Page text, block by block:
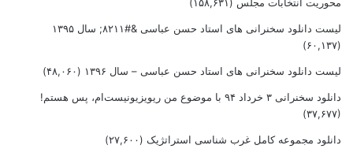
لیست دانلود سخنرانی های استاد حسن عباسی &#۸۲۱۱; سال ۱۳۹۵
(۶۰,۱۳۷)
لیست دانلود سخنرانی های استاد حسن عباسی – سال ۱۳۹۶ (۴۸,۰۶۰)
دانلود سخنرانی ۳ خرداد ۹۴ با موضوع من ریویزیونیست‌ام، پس هستم!
(۳۷,۶۷۷)
دانلود مجموعه کامل غرب شناسی استراتژیک (۲۷,۶۰۰)